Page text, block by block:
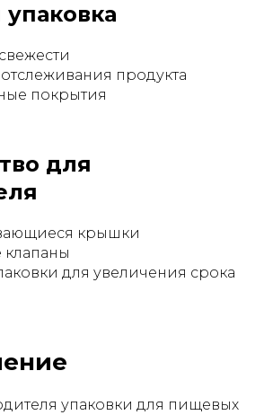
продукта
покрытия
для
крышки
для увеличения срока
упаковки для пищевых